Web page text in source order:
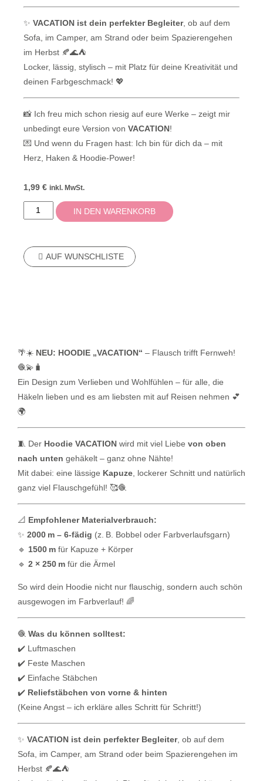
✨ VACATION ist dein perfekter Begleiter, ob auf dem
Sofa, im Camper, am Strand oder beim Spazierengehen
im Herbst 🍂🌊⛺
Locker, lässig, stylisch – mit Platz für deine Kreativität und
deinen Farbgeschmack! 💖
📸 Ich freu mich schon riesig auf eure Werke – zeigt mir
unbedingt eure Version von VACATION!
💌 Und wenn du Fragen hast: Ich bin für dich da – mit
Herz, Haken & Hoodie-Power!
1,99 € inkl. MwSt.
IN DEN WARENKORB
AUF WUNSCHLISTE
🌴☀️ NEU: HOODIE „VACATION“ – Flausch trifft Fernweh!
🧶💫🧳
Ein Design zum Verlieben und Wohlfühlen – für alle, die
Häkeln lieben und es am liebsten mit auf Reisen nehmen 💕
🌍
🧵 Der Hoodie VACATION wird mit viel Liebe von oben
nach unten gehäkelt – ganz ohne Nähte!
Mit dabei: eine lässige Kapuze , lockerer Schnitt und natürlich
ganz viel Flauschgefühl! 🥰🧶
📐 Empfohlener Materialverbrauch:
✨ 2000 m – 6-fädig (z. B. Bobbel oder Farbverlaufsgarn)
🔹 1500 m für Kapuze + Körper
🔹 2 × 250 m für die Ärmel
So wird dein Hoodie nicht nur flauschig, sondern auch schön
ausgewogen im Farbverlauf! 🌈
🧶 Was du können solltest:
✔️ Luftmaschen
✔️ Feste Maschen
✔️ Einfache Stäbchen
✔️ Reliefstäbchen von vorne & hinten
(Keine Angst – ich erkläre alles Schritt für Schritt!)
✨ VACATION ist dein perfekter Begleiter, ob auf dem
Sofa, im Camper, am Strand oder beim Spazierengehen im
Herbst 🍂🌊⛺